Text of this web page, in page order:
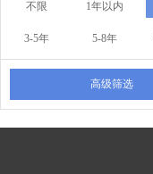
不限 1年以内
3-5年 5-8年
高级筛选